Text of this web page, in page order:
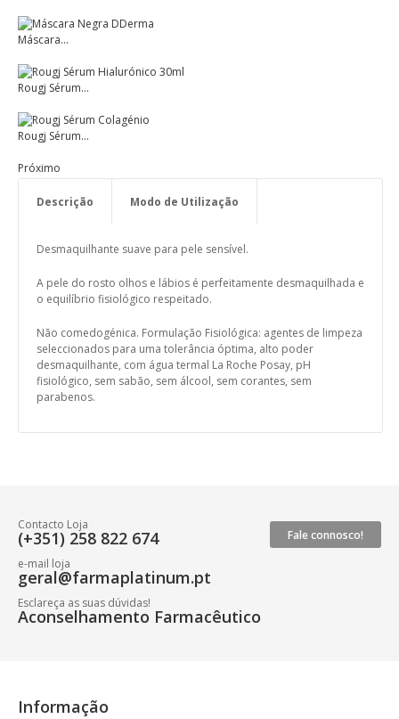
Máscara...
Rougj Sérum...
Rougj Sérum...
Próximo
Descrição Modo de Utilização
Desmaquilhante suave para pele sensível.
A pele do rosto olhos e lábios é perfeitamente desmaquilhada e
o equilíbrio fisiológico respeitado.
Não comedogénica. Formulação Fisiológica: agentes de limpeza
seleccionados para uma tolerância óptima, alto poder
desmaquilhante, com água termal La Roche Posay, pH
fisiológico, sem sabão, sem álcool, sem corantes, sem
parabenos.
Fale connosco!
Contacto Loja
(+351) 258 822 674
e-mail loja
geral@farmaplatinum.pt
Esclareça as suas dúvidas!
Aconselhamento Farmacêutico
Informação